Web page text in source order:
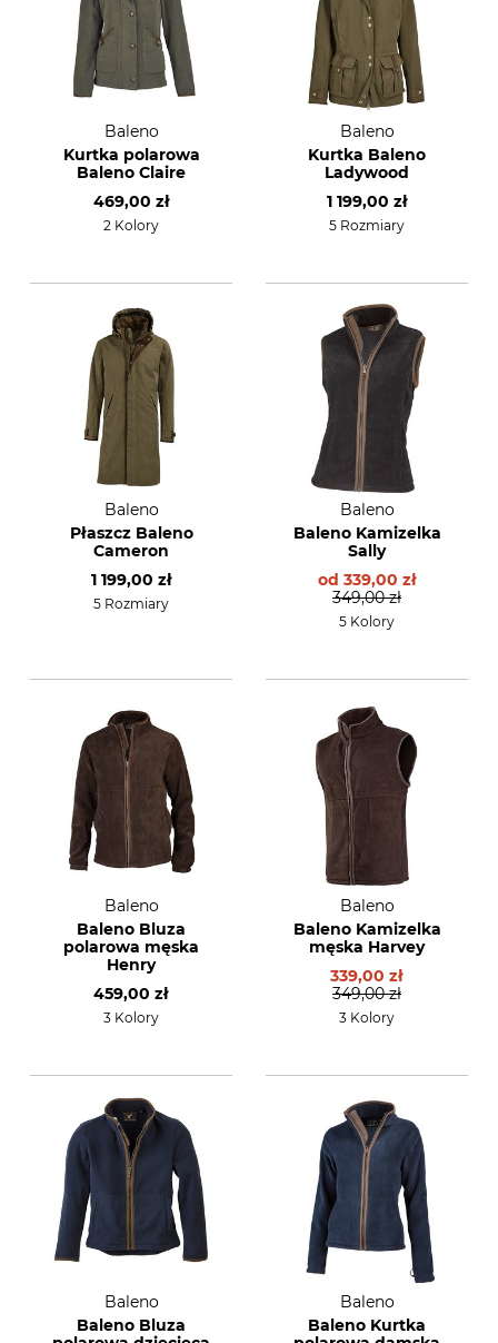
Baleno
Kurtka polarowa
Baleno Claire
469,00 zł
2 Kolory
Baleno
Kurtka Baleno
Ladywood
1 199,00 zł
5 Rozmiary
Baleno
Płaszcz Baleno
Cameron
1 199,00 zł
5 Rozmiary
Baleno
Baleno Kamizelka
Sally
od 339,00 zł
349,00 zł
5 Kolory
Baleno
Baleno Bluza
polarowa męska
Henry
459,00 zł
3 Kolory
Baleno
Baleno Kamizelka
męska Harvey
339,00 zł
349,00 zł
3 Kolory
Baleno
Baleno Bluza
Baleno
Baleno Kurtka